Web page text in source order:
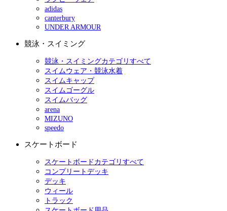
adidas
canterbury
UNDER ARMOUR
競泳・スイミング
競泳・スイミングカテゴリすべて
スイムウェア・競泳水着
スイムキャップ
スイムゴーグル
スイムバッグ
arena
MIZUNO
speedo
スケートボード
スケートボードカテゴリすべて
コンプリートデッキ
デッキ
ウィール
トラック